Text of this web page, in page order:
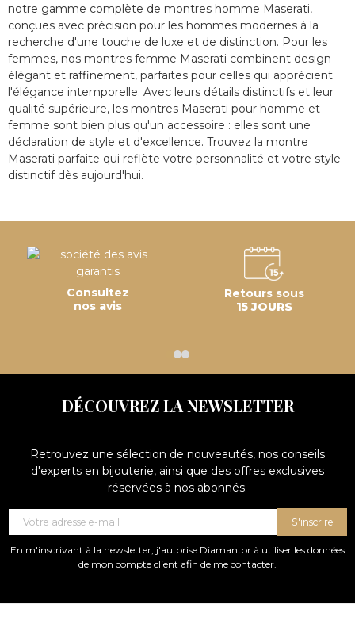
notre gamme complète de montres homme Maserati,
conçues avec précision pour les hommes modernes à la
recherche d'une touche de luxe et de distinction. Pour les
femmes, nos montres femme Maserati combinent design
élégant et raffinement, parfaites pour celles qui apprécient
l'élégance intemporelle. Avec leurs détails distinctifs et leur
qualité supérieure, les montres Maserati pour homme et
femme sont bien plus qu'un accessoire : elles sont une
déclaration de style et d'excellence. Trouvez la montre
Maserati parfaite qui reflète votre personnalité et votre style
distinctif dès aujourd'hui.
Consultez
nos avis
Retours sous
15 JOURS
DÉCOUVREZ LA NEWSLETTER
Retrouvez une sélection de nouveautés, nos conseils
d'experts en bijouterie, ainsi que des offres exclusives
réservées à nos abonnés.
S'inscrire
En m'inscrivant à la newsletter, j'autorise Diamantor à utiliser les données
de mon compte client afin de me contacter.